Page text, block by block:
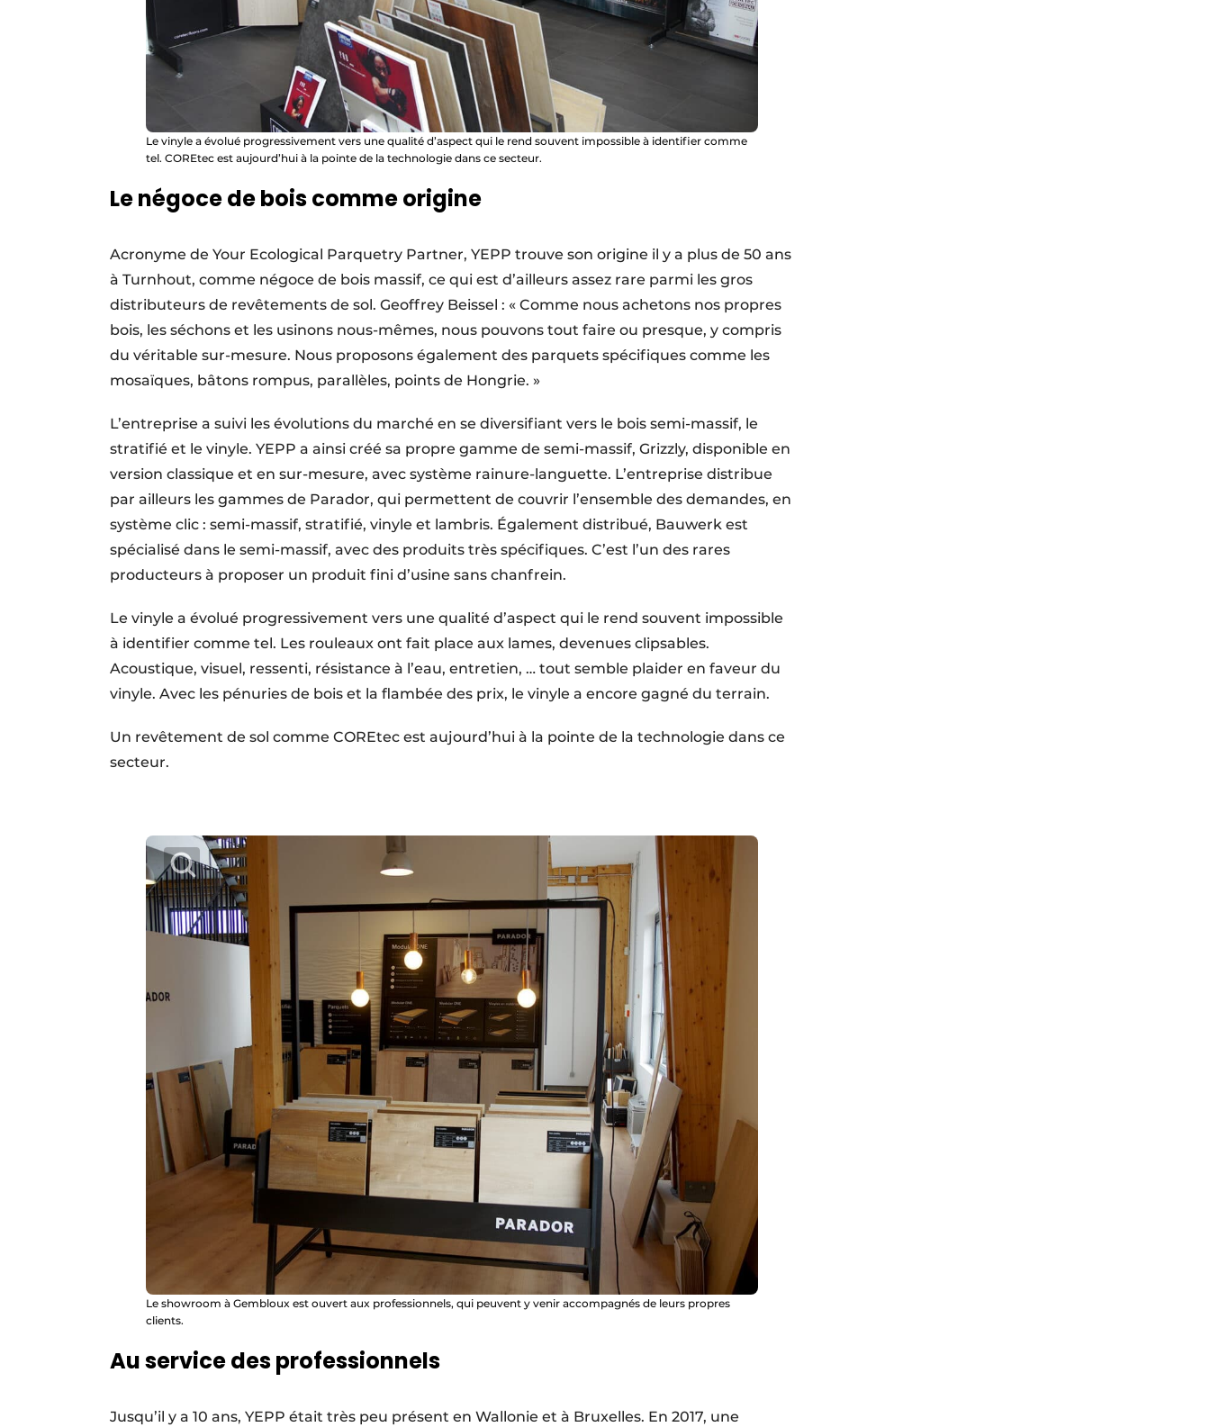
Le vinyle a évolué progressivement vers une qualité d’aspect qui le rend souvent impossible à identifier comme
tel. COREtec est aujourd’hui à la pointe de la technologie dans ce secteur.
Le négoce de bois comme origine
Acronyme de Your Ecological Parquetry Partner, YEPP trouve son origine il y a plus de 50 ans
à Turnhout, comme négoce de bois massif, ce qui est d’ailleurs assez rare parmi les gros
distributeurs de revêtements de sol. Geoffrey Beissel : « Comme nous achetons nos propres
bois, les séchons et les usinons nous-mêmes, nous pouvons tout faire ou presque, y compris
du véritable sur-mesure. Nous proposons également des parquets spécifiques comme les
mosaïques, bâtons rompus, parallèles, points de Hongrie. »
L’entreprise a suivi les évolutions du marché en se diversifiant vers le bois semi-massif, le
stratifié et le vinyle. YEPP a ainsi créé sa propre gamme de semi-massif, Grizzly, disponible en
version classique et en sur-mesure, avec système rainure-languette. L’entreprise distribue
par ailleurs les gammes de Parador, qui permettent de couvrir l’ensemble des demandes, en
système clic : semi-massif, stratifié, vinyle et lambris. Également distribué, Bauwerk est
spécialisé dans le semi-massif, avec des produits très spécifiques. C’est l’un des rares
producteurs à proposer un produit fini d’usine sans chanfrein.
Le vinyle a évolué progressivement vers une qualité d’aspect qui le rend souvent impossible
à identifier comme tel. Les rouleaux ont fait place aux lames, devenues clipsables.
Acoustique, visuel, ressenti, résistance à l’eau, entretien, … tout semble plaider en faveur du
vinyle. Avec les pénuries de bois et la flambée des prix, le vinyle a encore gagné du terrain.
Un revêtement de sol comme COREtec est aujourd’hui à la pointe de la technologie dans ce
secteur.
Le showroom à Gembloux est ouvert aux professionnels, qui peuvent y venir accompagnés de leurs propres
clients.
Au service des professionnels
Jusqu’il y a 10 ans, YEPP était très peu présent en Wallonie et à Bruxelles. En 2017, une